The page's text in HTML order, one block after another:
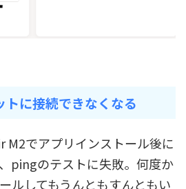
に接続できなくなる
M2でアプリインストール後に
pingのテストに失敗。何度か
ルしてもうんともすんともい